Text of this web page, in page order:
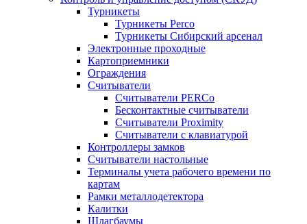
Турникеты
Турникеты Perco
Турникеты Сибирский арсенал
Электронные проходные
Картоприемники
Ограждения
Считыватели
Считыватели PERCo
Бесконтактные считыватели
Считыватели Proximity
Считыватели с клавиатурой
Контроллеры замков
Считыватели настольные
Терминалы учета рабочего времени по
картам
Рамки металлодетектора
Калитки
Шлагбаумы